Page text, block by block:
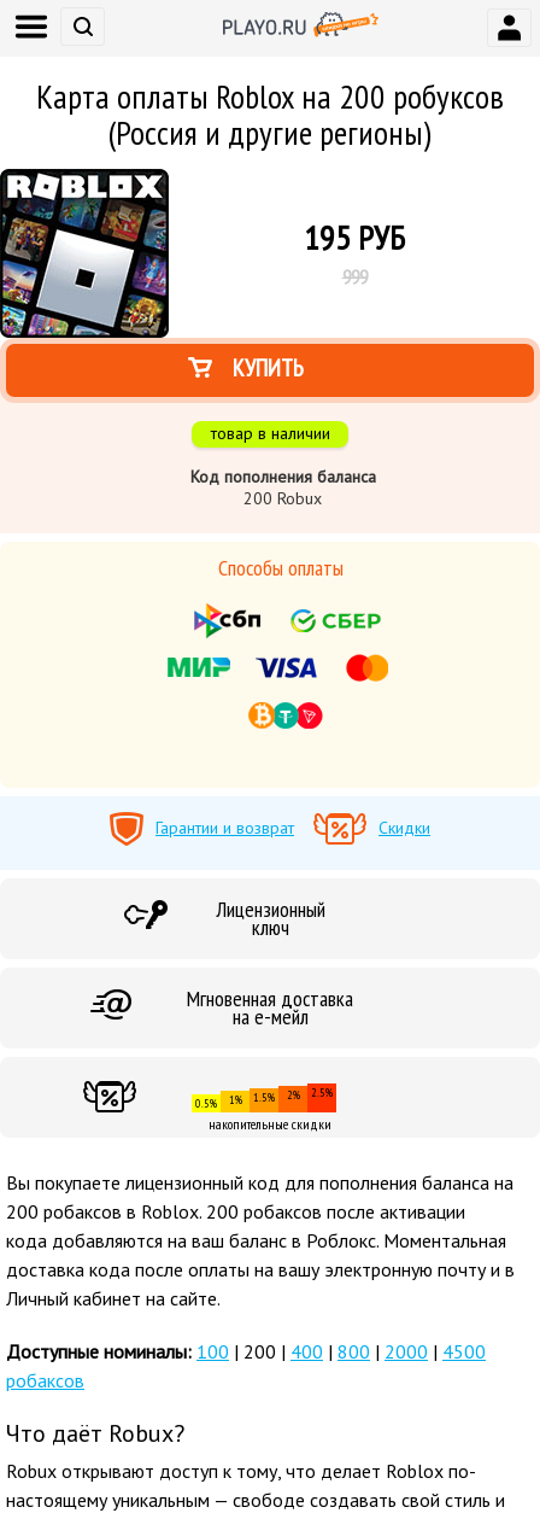
Карта оплаты Roblox на 200 робуксов
(Россия и другие регионы)
195 РУБ
999
КУПИТЬ
товар в наличии
Код пополнения баланса
200 Robux
Способы оплаты
Гарантии и возврат Скидки
Лицензионный
ключ
Мгновенная доставка
на е-мейл
0.5% 1% 1.5% 2% 2.5%
накопительные скидки
Вы покупаете лицензионный код для пополнения баланса на
200 робаксов в Roblox. 200 робаксов после активации
кода добавляются на ваш баланс в Роблокс. Моментальная
доставка кода после оплаты на вашу электронную почту и в
Личный кабинет на сайте.
Доступные номиналы: 100 | 200 | 400 | 800 | 2000 | 4500
робаксов
Что даёт Robux?
Robux открывают доступ к тому, что делает Roblox по-
настоящему уникальным — свободе создавать свой стиль и